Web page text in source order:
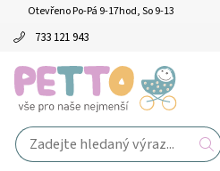
Otevřeno Po-Pá 9-17hod, So 9-13
733 121 943